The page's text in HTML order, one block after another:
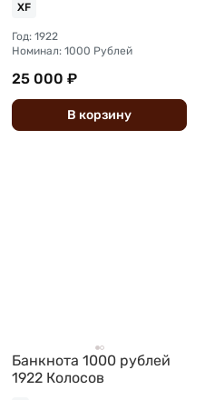
XF
Год: 1922
Номинал: 1000 Рублей
25 000 ₽
В корзину
Банкнота 1000 рублей
1922 Колосов